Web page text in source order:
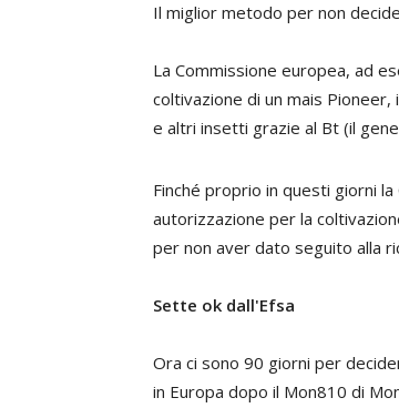
Il miglior metodo per non
La Commissione europea, ad
coltivazione di un mais
e altri insetti grazie al Bt (il
Finché proprio in questi giorni
autorizzazione per la
per non aver dato seguito alla
Sette ok dall'Efsa
Ora ci sono 90 giorni per
in Europa dopo il Mon810 di